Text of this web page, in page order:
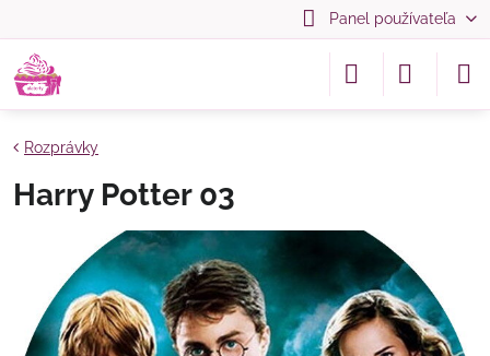
Panel používateľa
Rozprávky
Harry Potter 03